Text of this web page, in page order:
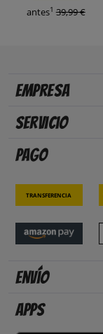
antes1 39,99 €
Empresa
Servicio
Pago
Transferencia
Envío
Apps